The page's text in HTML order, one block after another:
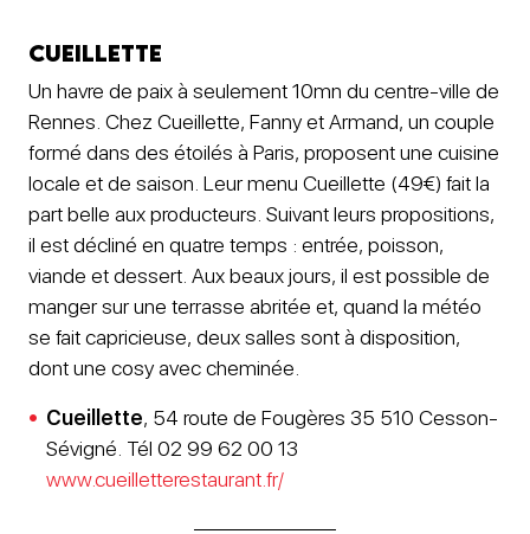
Cueillette
Un havre de paix à seulement 10mn du centre-ville de
Rennes. Chez Cueillette, Fanny et Armand, un couple
formé dans des étoilés à Paris, proposent une cuisine
locale et de saison. Leur menu Cueillette (49€) fait la
part belle aux producteurs. Suivant leurs propositions,
il est décliné en quatre temps : entrée, poisson,
viande et dessert. Aux beaux jours, il est possible de
manger sur une terrasse abritée et, quand la météo
se fait capricieuse, deux salles sont à disposition,
dont une cosy avec cheminée.
Cueillette, 54 route de Fougères 35 510 Cesson-
Sévigné. Tél 02 99 62 00 13
www.cueilletterestaurant.fr/